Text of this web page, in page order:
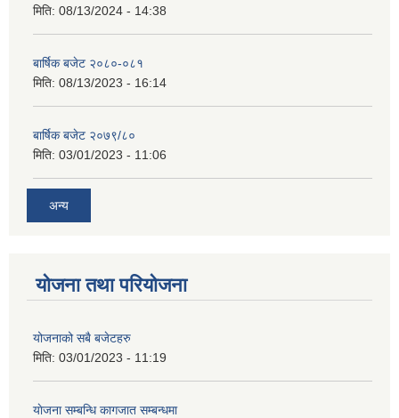
मिति: 08/13/2024 - 14:38
बार्षिक बजेट २०८०-०८१
मिति: 08/13/2023 - 16:14
बार्षिक बजेट २०७९/८०
मिति: 03/01/2023 - 11:06
अन्य
योजना तथा परियोजना
योजनाको सबै बजेटहरु
मिति: 03/01/2023 - 11:19
याेजना सम्बन्धि कागजात सम्बन्धमा